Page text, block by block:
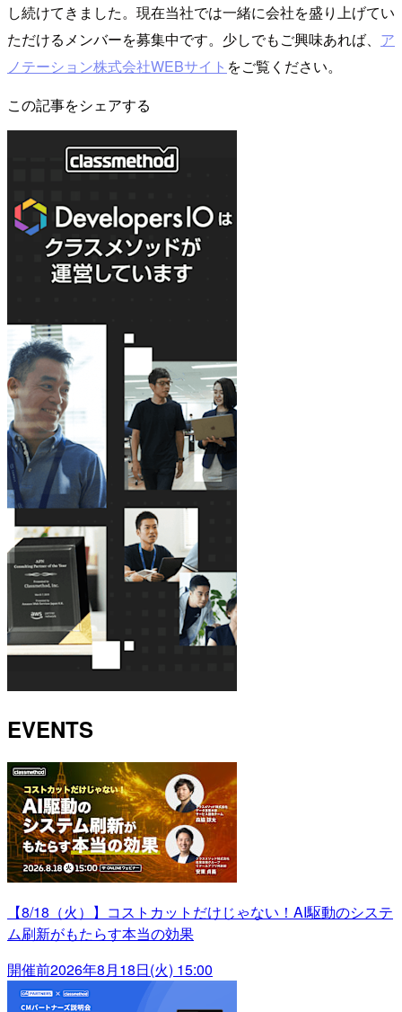
し続けてきました。現在当社では一緒に会社を盛り上げてい
ただけるメンバーを募集中です。少しでもご興味あれば、 ア
ノテーション株式会社WEBサイト をご覧ください。
この記事をシェアする
EVENTS
【8/18（火）】コストカットだけじゃない！AI駆動のシステ
ム刷新がもたらす本当の効果
開催前2026年8月18日(火) 15:00